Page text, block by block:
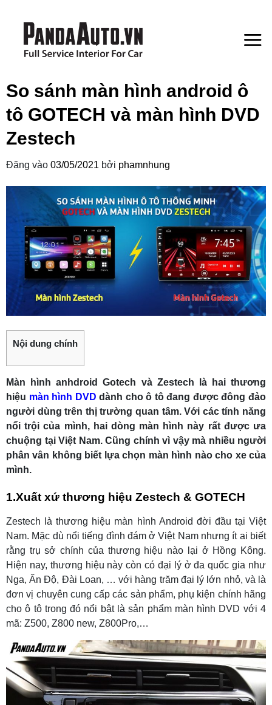
So sánh màn hình android ô
tô GOTECH và màn hình DVD
Zestech
Đăng vào 03/05/2021 bởi phamnhung
Nội dung chính
Màn hình anhdroid Gotech và Zestech là hai thương
hiệu màn hình DVD dành cho ô tô đang được đông đảo
người dùng trên thị trường quan tâm. Với các tính năng
nổi trội của mình, hai dòng màn hình này rất được ưa
chuộng tại Việt Nam. Cũng chính vì vậy mà nhiều người
phân vân không biết lựa chọn màn hình nào cho xe của
mình.
1.Xuất xứ thương hiệu Zestech & GOTECH
Zestech là thương hiệu màn hình Android đời đầu tại Việt
Nam. Mặc dù nổi tiếng đình đám ở Việt Nam nhưng ít ai biết
rằng trụ sở chính của thương hiệu nào lại ở Hồng Kông.
Hiện nay, thương hiệu này còn có đại lý ở đa quốc gia như
Nga, Ấn Độ, Đài Loan, … với hàng trăm đại lý lớn nhỏ, và là
đơn vị chuyên cung cấp các sản phẩm, phụ kiện chính hãng
cho ô tô trong đó nổi bật là sản phẩm màn hình DVD với 4
mã: Z500, Z800 new, Z800Pro,…